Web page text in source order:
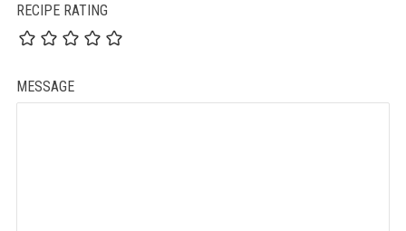
RECIPE RATING
MESSAGE